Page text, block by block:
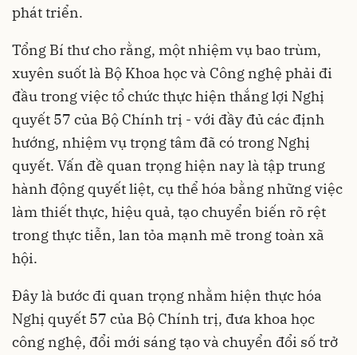
phát triển.
Tổng Bí thư cho rằng, một nhiệm vụ bao trùm,
xuyên suốt là Bộ Khoa học và Công nghệ phải đi
đầu trong việc tổ chức thực hiện thắng lợi Nghị
quyết 57 của Bộ Chính trị - với đầy đủ các định
hướng, nhiệm vụ trọng tâm đã có trong Nghị
quyết. Vấn đề quan trọng hiện nay là tập trung
hành động quyết liệt, cụ thể hóa bằng những việc
làm thiết thực, hiệu quả, tạo chuyển biến rõ rệt
trong thực tiễn, lan tỏa mạnh mẽ trong toàn xã
hội.
Đây là bước đi quan trọng nhằm hiện thực hóa
Nghị quyết 57 của Bộ Chính trị, đưa khoa học
công nghệ, đổi mới sáng tạo và chuyển đổi số trở